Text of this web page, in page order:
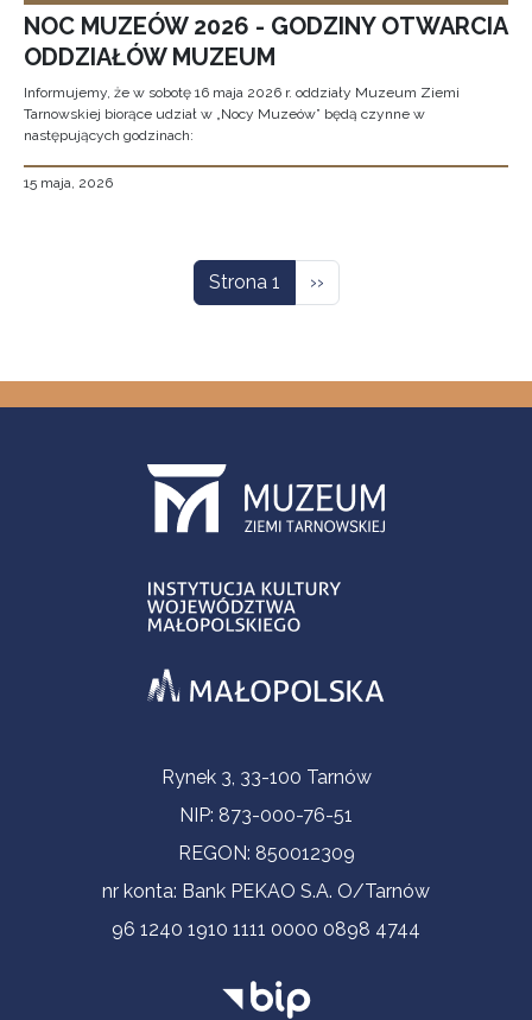
NOC MUZEÓW 2026 - GODZINY OTWARCIA
ODDZIAŁÓW MUZEUM
Informujemy, że w sobotę 16 maja 2026 r. oddziały Muzeum Ziemi
Tarnowskiej biorące udział w „Nocy Muzeów” będą czynne w
następujących godzinach:
15 maja, 2026
Strona 1 Następna strona
››
Informacje kontaktoweRynek 3, 33-100 Tarnów
NIP: 873-000-76-51
REGON: 850012309
nr konta: Bank PEKAO S.A. O/Tarnów
96 1240 1910 1111 0000 0898 4744